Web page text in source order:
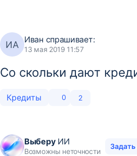
ИА Иван спрашивает:
13 мая 2019 11:57
Со скольки дают
Кредиты 0 2
ВыберуИИ
Возможны неточности